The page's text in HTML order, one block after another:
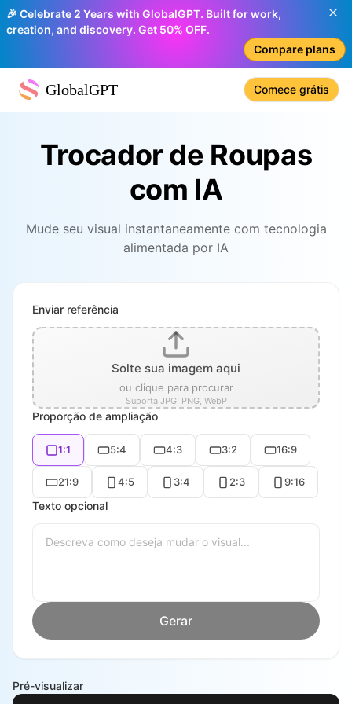
🎉 Celebrate 2 Years with GlobalGPT. Built for work,
creation, and discovery. Get 50% OFF.
Compare plans
GlobalGPT Comece grátis
Trocador de Roupas
com IA
Mude seu visual instantaneamente com tecnologia
alimentada por IA
Enviar referência
Solte sua imagem aqui
ou clique para procurar
Suporta JPG, PNG, WebP
Proporção de ampliação
1:1 5:4 4:3 3:2 16:9
21:9 4:5 3:4 2:3 9:16
Texto opcional
Gerar
Pré-visualizar